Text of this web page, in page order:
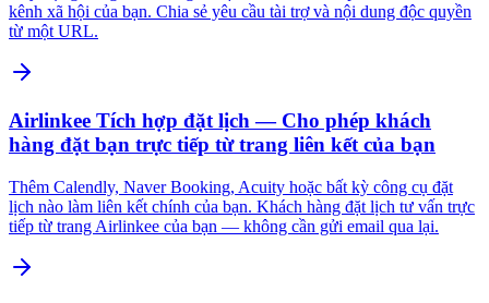
kênh xã hội của bạn. Chia sẻ yêu cầu tài trợ và nội dung độc quyền
từ một URL.
Airlinkee Tích hợp đặt lịch — Cho phép khách
hàng đặt bạn trực tiếp từ trang liên kết của bạn
Thêm Calendly, Naver Booking, Acuity hoặc bất kỳ công cụ đặt
lịch nào làm liên kết chính của bạn. Khách hàng đặt lịch tư vấn trực
tiếp từ trang Airlinkee của bạn — không cần gửi email qua lại.